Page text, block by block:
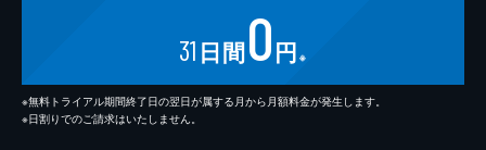
31 日間0円 ※
※無料トライアル期間終了日の翌日が属する月から月額料金が発生します。
※日割りでのご請求はいたしません。